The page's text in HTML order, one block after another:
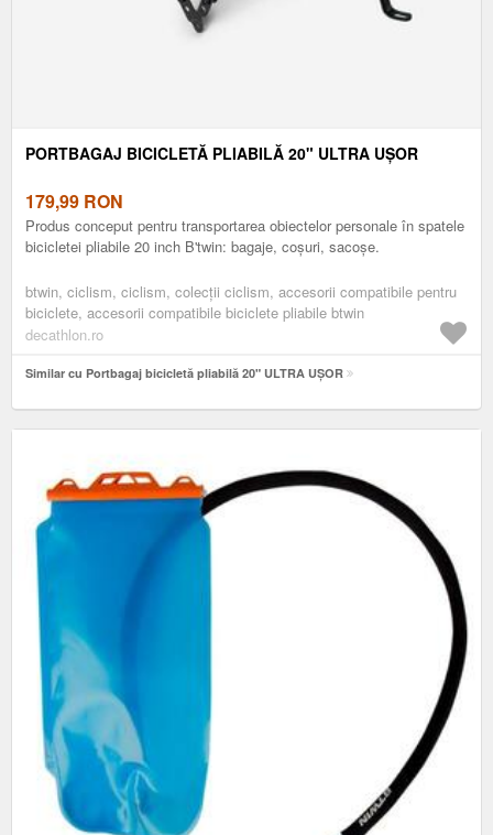
PORTBAGAJ BICICLETĂ PLIABILĂ 20" ULTRA UȘOR
179,99 RON
Produs conceput pentru transportarea obiectelor personale în spatele
bicicletei pliabile 20 inch B'twin: bagaje, coșuri, sacoșe.
btwin, ciclism, ciclism, colecții ciclism, accesorii compatibile pentru
biciclete, accesorii compatibile biciclete pliabile btwin
decathlon.ro
Similar cu Portbagaj bicicletă pliabilă 20" ULTRA UȘOR